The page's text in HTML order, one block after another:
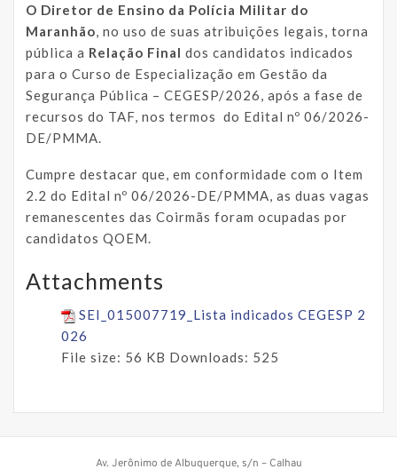
O Diretor de Ensino da Polícia Militar do
Maranhão, no uso de suas atribuições legais, torna
pública a Relação Final dos candidatos indicados
para o Curso de Especialização em Gestão da
Segurança Pública – CEGESP/2026, após a fase de
recursos do TAF, nos termos do Edital nº 06/2026-
DE/PMMA.
Cumpre destacar que, em conformidade com o Item
2.2 do Edital nº 06/2026-DE/PMMA, as duas vagas
remanescentes das Coirmãs foram ocupadas por
candidatos QOEM.
Attachments
SEI_015007719_Lista indicados CEGESP 2
026
File size: 56 KB Downloads: 525
Av. Jerônimo de Albuquerque, s/n – Calhau